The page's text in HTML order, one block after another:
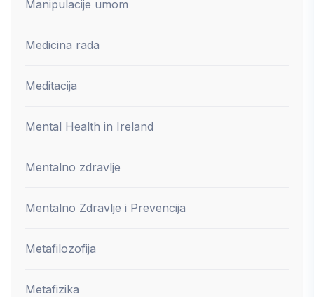
Manipulacije umom
Medicina rada
Meditacija
Mental Health in Ireland
Mentalno zdravlje
Mentalno Zdravlje i Prevencija
Metafilozofija
Metafizika